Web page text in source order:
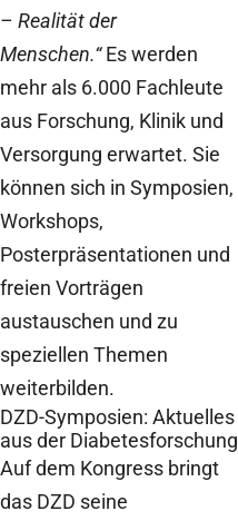
– Realität der
Menschen.“Es werden
mehr als 6.000 Fachleute
aus Forschung, Klinik und
Versorgung erwartet. Sie
können sich in Symposien,
Workshops,
Posterpräsentationen und
freien Vorträgen
austauschen und zu
speziellen Themen
weiterbilden.
DZD-Symposien: Aktuelles
aus der Diabetesforschung
Auf dem Kongress bringt
das DZD seine